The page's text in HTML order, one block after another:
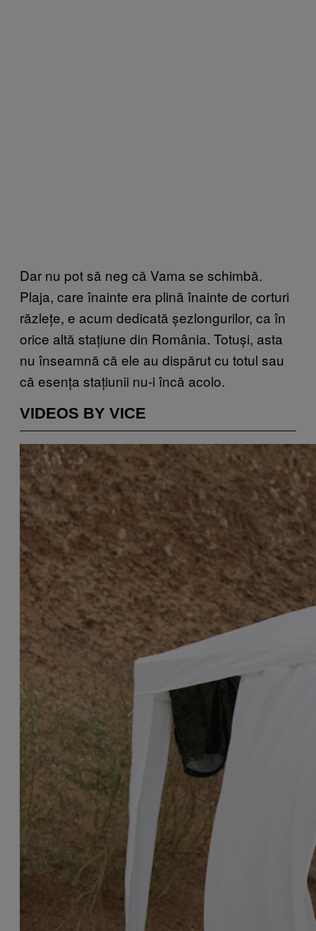
Dar nu pot să neg că Vama se schimbă.
Plaja, care înainte era plină înainte de corturi
răzlețe, e acum dedicată șezlongurilor, ca în
orice altă stațiune din România. Totuși, asta
nu înseamnă că ele au dispărut cu totul sau
că esența stațiunii nu-i încă acolo.
VIDEOS BY VICE